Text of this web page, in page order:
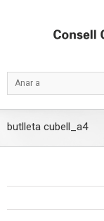
Anar a
butlleta cubell_a4